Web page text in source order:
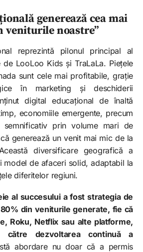
generează cea mai
veniturile noastre”
reprezintă pilonul principal al
de LooLoo Kids și TraLaLa. Piețele
sunt cele mai profitabile, grație
în marketing și deschiderii
digital educațional de înaltă
economiile emergente, precum
semnificativ prin volume mari de
generează un venit mai mic de la
diversificare geografică a
model de afaceri solid, adaptabil la
diferitelor regiuni.
al succesului a fost strategia de
din veniturile generate, fie că
Roku, Netflix sau alte platforme,
către dezvoltarea continuă a
abordare nu doar că a permis